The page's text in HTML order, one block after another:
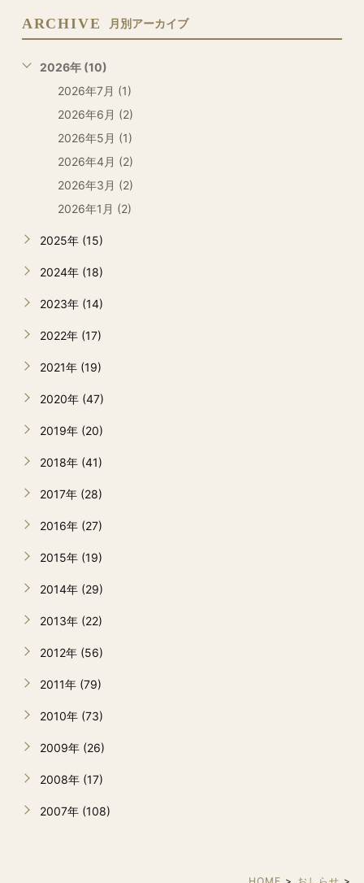
ARCHIVE 月別アーカイブ
2026年 (10)
2026年7月 (1)
2026年6月 (2)
2026年5月 (1)
2026年4月 (2)
2026年3月 (2)
2026年1月 (2)
2025年 (15)
2024年 (18)
2023年 (14)
2022年 (17)
2021年 (19)
2020年 (47)
2019年 (20)
2018年 (41)
2017年 (28)
2016年 (27)
2015年 (19)
2014年 (29)
2013年 (22)
2012年 (56)
2011年 (79)
2010年 (73)
2009年 (26)
2008年 (17)
2007年 (108)